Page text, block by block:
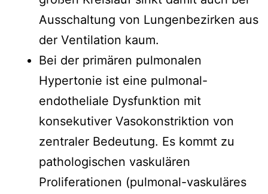
Ausschaltung von Lungenbezirken aus
der Ventilation kaum.
Bei der primären pulmonalen
Hypertonie ist eine pulmonal-
endotheliale Dysfunktion mit
konsekutiver Vasokonstriktion von
zentraler Bedeutung. Es kommt zu
pathologischen vaskulären
Proliferationen (pulmonal-vaskuläres